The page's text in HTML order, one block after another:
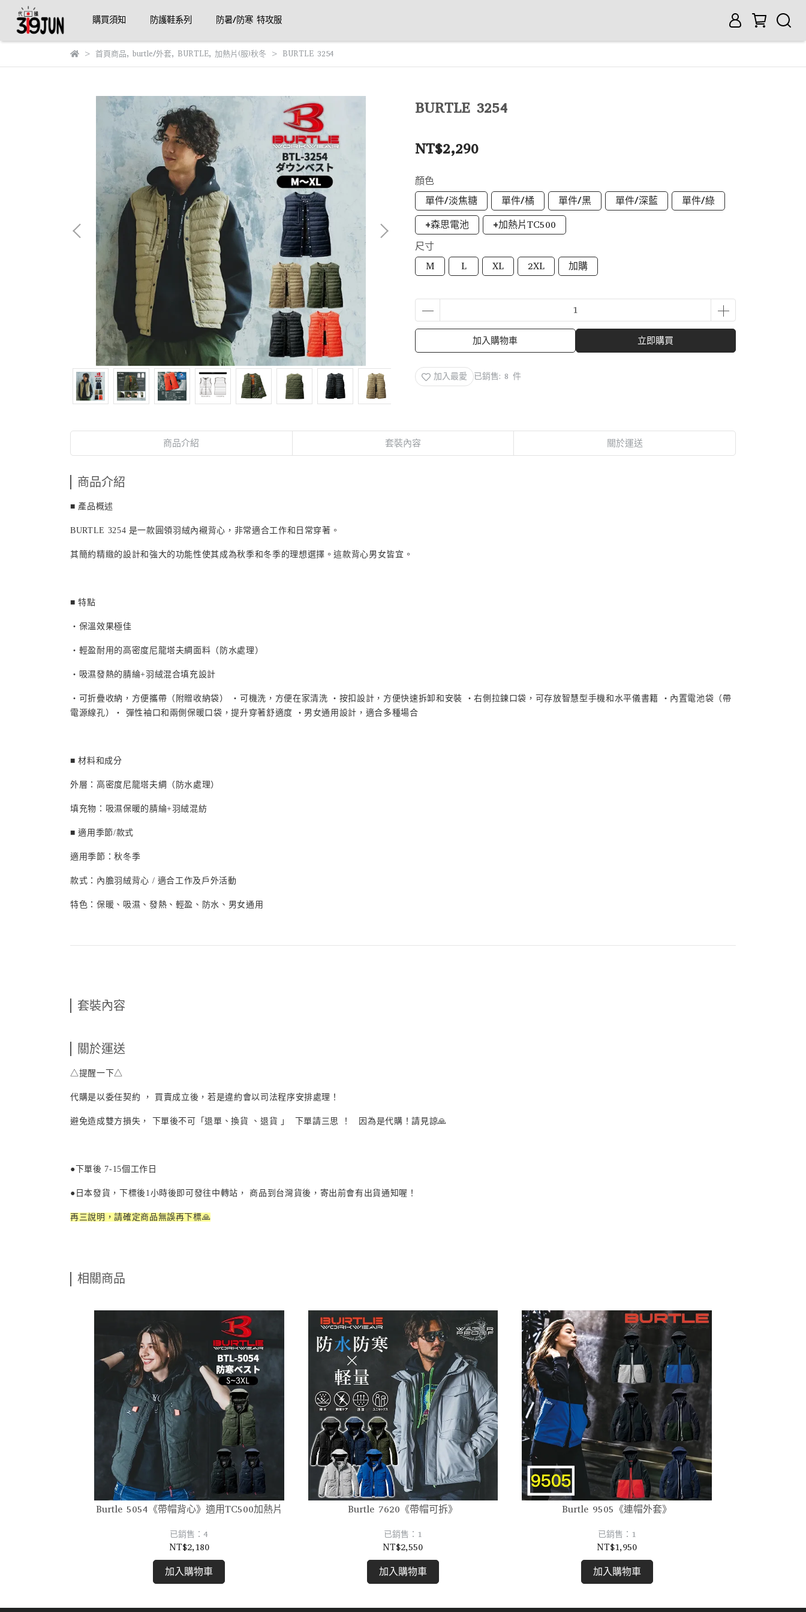
購買須知 防護鞋系列 防暑/防寒 特攻服
首頁商品, burtle/外套, BURTLE, 加熱片(服)秋冬 BURTLE 3254
BURTLE 3254
NT$2,290
顏色
單件/淡焦糖
單件/橘 單件/黑 單件/深藍
單件/綠
+森思電池
+加熱片TC500
尺寸
M
L XL 2XL 加購
加入購物車 立即購買
加入最愛 已銷售: 8 件
商品介紹 套裝內容 關於運送
商品介紹
■ 產品概述
BURTLE 3254 是一款圓領羽絨內襯背心 ，非常適合工作和日常穿著。
其簡約精緻的設計和強大的功能性使其成為秋季和冬季的理想選擇。這款背心男女皆宜。
■ 特點
・保溫效果極佳
・輕盈耐用的高密度尼龍塔夫綢面料（防水處理）
・吸濕發熱的腈綸+羽絨混合填充設計
・可折疊收納，方便攜帶（附贈收納袋） ・可機洗，方便在家清洗 ・按扣設計，方便快速拆卸和安裝 ・右側拉鍊口袋，可存放智慧型手機和水平儀書籍 ・內置電池袋（帶
電源線孔）・ 彈性袖口和兩側保暖口袋，提升穿著舒適度 ・男女通用設計，適合多種場合
■ 材料和成分
外層：高密度尼龍塔夫綢（防水處理）
填充物：吸濕保暖的腈綸+羽絨混紡
■ 適用季節/款式
適用季節：秋冬季
款式：內膽羽絨背心 / 適合工作及戶外活動
特色：保暖、吸濕、發熱、輕盈、防水、男女通用
套裝內容
關於運送
△提醒一下△
代購是以委任契約 ， 買賣成立後，若是違約會以司法程序安排處理！
避免造成雙方損失， 下單後不可「退單、換貨 、退貨 」 下單請三思 ！ 因為是代購！請見諒🙏
●下單後 7-15個工作日
●日本發貨，下標後1小時後即可發往中轉站， 商品到台灣貨後，寄出前會有出貨通知喔！
再三說明，請確定商品無誤再下標🙏
相關商品
Burtle 5054《帶帽背心》適用TC500加熱片
已銷售：4
NT$2,180
加入購物車
Burtle 7620《帶帽可拆》
已銷售：1
NT$2,550
加入購物車
Burtle 9505《連帽外套》
已銷售：1
NT$1,950
加入購物車